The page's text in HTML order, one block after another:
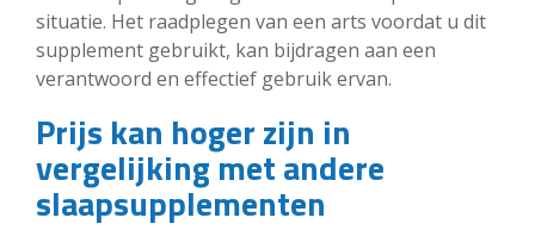
situatie. Het raadplegen van een arts voordat u dit
supplement gebruikt, kan bijdragen aan een
verantwoord en effectief gebruik ervan.
Prijs kan hoger zijn in
vergelijking met andere
slaapsupplementen